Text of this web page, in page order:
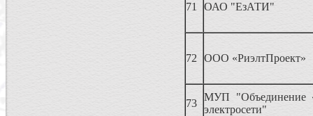
71 ОАО "ЕзАТИ"
72 ООО «РиэлтПроект»
73
МУП "Объединение
электросети"